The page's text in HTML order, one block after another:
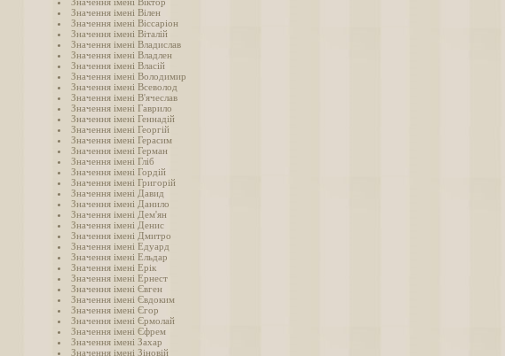
Значення імені Віктор
Значення імені Вілен
Значення імені Віссаріон
Значення імені Віталій
Значення імені Владислав
Значення імені Владлен
Значення імені Власій
Значення імені Володимир
Значення імені Всеволод
Значення імені В'ячеслав
Значення імені Гаврило
Значення імені Геннадій
Значення імені Георгій
Значення імені Герасим
Значення імені Герман
Значення імені Гліб
Значення імені Гордій
Значення імені Григорій
Значення імені Давид
Значення імені Данило
Значення імені Дем'ян
Значення імені Денис
Значення імені Дмитро
Значення імені Едуард
Значення імені Ельдар
Значення імені Ерік
Значення імені Ернест
Значення імені Євген
Значення імені Євдоким
Значення імені Єгор
Значення імені Єрмолай
Значення імені Єфрем
Значення імені Захар
Значення імені Зіновій